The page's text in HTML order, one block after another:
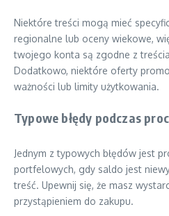
Niektóre treści mogą mieć
regionalne lub oceny wiekowe,
twojego konta są zgodne z
Dodatkowo, niektóre oferty
ważności lub limity użytkowania.
Typowe błędy podczas
Jednym z typowych błędów jest
portfelowych, gdy saldo jest
treść. Upewnij się, że masz
przystąpieniem do zakupu.